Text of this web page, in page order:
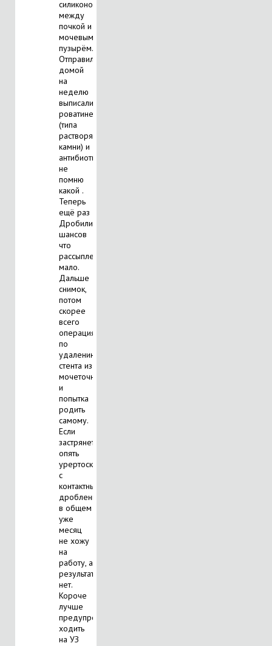
силиконовую)
между
почкой и
мочевым
пузырём.
Отправили
домой
на
неделю
выписали
роватинекс
(типа
растворяет
камни) и
антибиотик
не
помню
какой .
Теперь
ещё раз
Дробили,
шансов
что
рассыплется
мало.
Дальше
снимок,
потом
скорее
всего
операция
по
удалению
стента из
мочеточника
и
попытка
родить
самому.
Если
застрянет
опять
урертоскопия
с
контактным
дроблением.
в общем
уже
месяц
не хожу
на
работу, а
результата
нет.
Короче
лучше
предупредить:
ходить
на УЗ